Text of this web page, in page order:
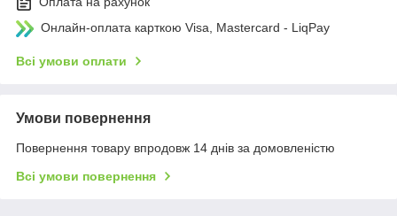
Онлайн-оплата карткою Visa, Mastercard - LiqPay
Всі умови оплати
Умови повернення
Повернення товару впродовж 14 днів за домовленістю
Всі умови повернення